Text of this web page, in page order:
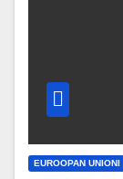
EUROOPAN UNIONI